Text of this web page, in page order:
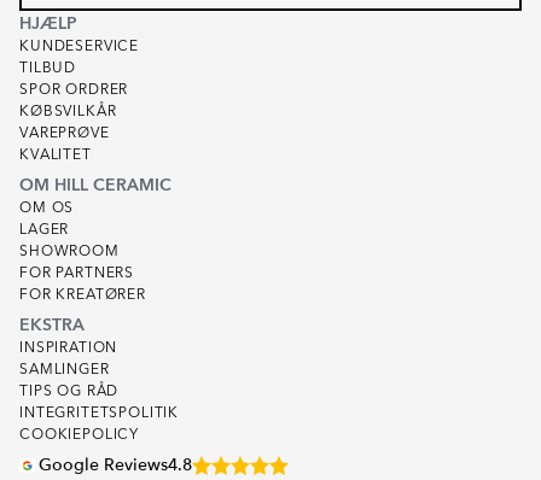
HJÆLP
KUNDESERVICE
TILBUD
SPOR ORDRER
KØBSVILKÅR
VAREPRØVE
KVALITET
OM HILL CERAMIC
OM OS
LAGER
SHOWROOM
FOR PARTNERS
FOR KREATØRER
EKSTRA
INSPIRATION
SAMLINGER
TIPS OG RÅD
INTEGRITETSPOLITIK
COOKIEPOLICY
Google Reviews4.8